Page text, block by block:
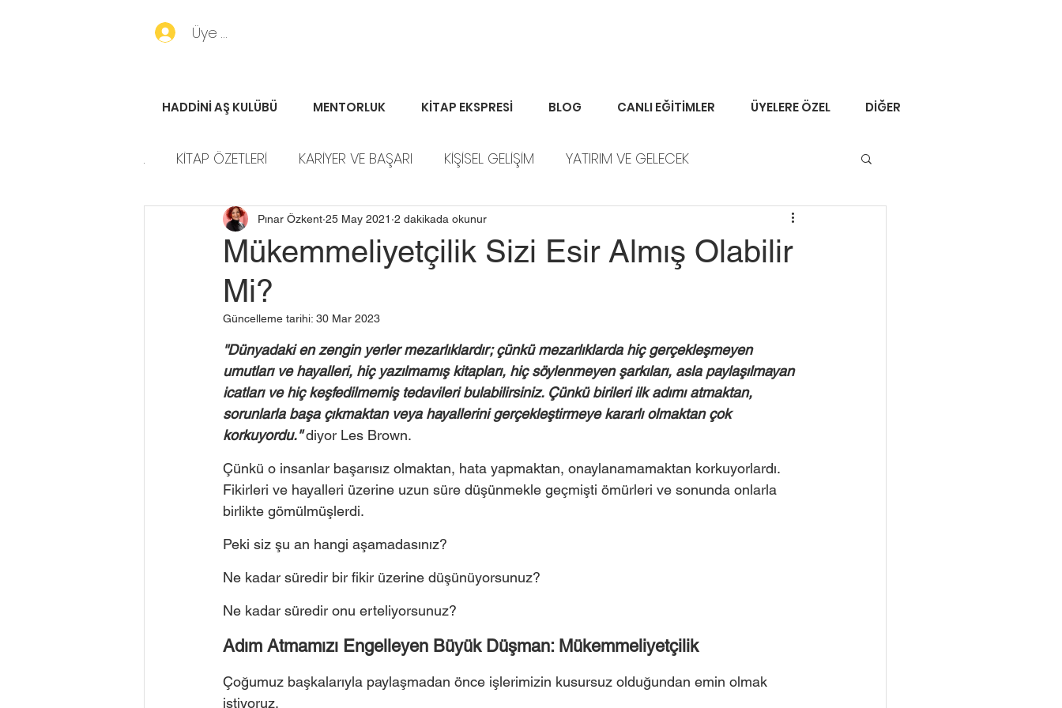
Üye Girişi
HADDİNİ AŞ KULÜBÜ MENTORLUK KİTAP EKSPRESİ BLOG CANLI EĞİTİMLER ÜYELERE ÖZEL DİĞER
. KİTAP ÖZETLERİ KARİYER VE BAŞARI KİŞİSEL GELİŞİM YATIRIM VE GELECEK
HADDİNİ AŞ HİKAYELERİ PORTFÖY HABERLERİ
Mükemmeliyetçilik Sizi Esir Almış Olabilir
Mi?
Pınar Özkent 25 May 2021 2 dakikada okunur
Güncelleme tarihi: 30 Mar 2023
''Dünyadaki en zengin yerler mezarlıklardır; çünkü mezarlıklarda hiç gerçekleşmeyen
umutları ve hayalleri, hiç yazılmamış kitapları, hiç söylenmeyen şarkıları, asla paylaşılmayan
icatları ve hiç keşfedilmemiş tedavileri bulabilirsiniz. Çünkü birileri ilk adımı atmaktan,
sorunlarla başa çıkmaktan veya hayallerini gerçekleştirmeye kararlı olmaktan çok
korkuyordu.'' diyor Les Brown.
Çünkü o insanlar başarısız olmaktan, hata yapmaktan, onaylanamamaktan korkuyorlardı.
Fikirleri ve hayalleri üzerine uzun süre düşünmekle geçmişti ömürleri ve sonunda onlarla
birlikte gömülmüşlerdi.
Peki siz şu an hangi aşamadasınız?
Ne kadar süredir bir fikir üzerine düşünüyorsunuz?
Ne kadar süredir onu erteliyorsunuz?
Adım Atmamızı Engelleyen Büyük Düşman: Mükemmeliyetçilik
Çoğumuz başkalarıyla paylaşmadan önce işlerimizin kusursuz olduğundan emin olmak
istiyoruz.